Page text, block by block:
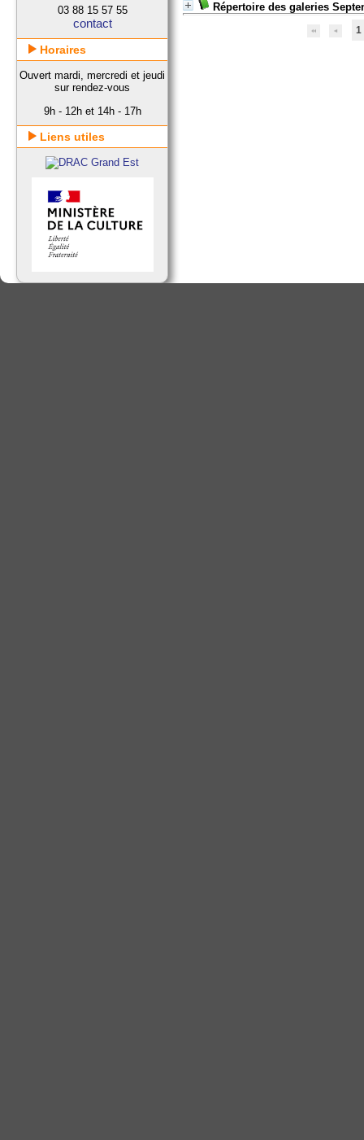
Répertoire des galeries
1
03 88 15 57 55
contact
Horaires
Ouvert mardi, mercredi et jeudi
sur rendez-vous
9h - 12h et 14h - 17h
Liens utiles